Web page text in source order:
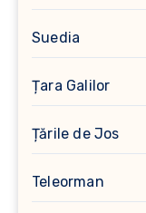
Suedia
Țara Galilor
Țările de Jos
Teleorman